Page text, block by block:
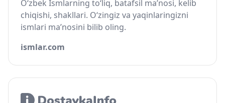
O‘zbek Ismlarning to‘liq, batafsil ma’nosi, kelib
chiqishi, shakllari. O‘zingiz va yaqinlaringizni
ismlari ma’nosini bilib oling.
ismlar.com